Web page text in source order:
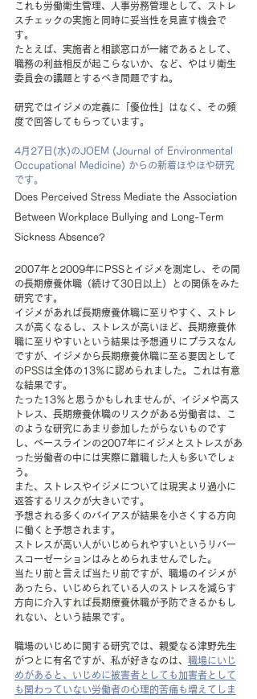
これも労働衛生管理、人事労務管理として、ストレ
スチェックの実施と同時に妥当性を見直す機会で
す。
たとえば、実施者と相談窓口が一緒であるとして、
職務の利益相反が起こらないか、など、やはり衛生
委員会の議題とするべき問題ですね。
研究ではイジメの定義に「優位性」はなく、その頻
度で回答してもらっています。
4月27日(水)のJOEM (Journal of Environmental
Occupational Medicine) からの新着ほやほや研究
です。
Does Perceived Stress Mediate the Association
Between Workplace Bullying and Long-Term
Sickness Absence?
2007年と2009年にPSSとイジメを測定し、その間
の長期療養休職（続けて30日以上）との関係をみた
研究です。
イジメがあれば長期療養休職に至りやすく、ストレ
スが高くなるし、ストレスが高いほど、長期療養休
職に至りやすいという結果は予想通りにプラスなん
ですが、イジメから長期療養休職に至る要因として
のPSSは全体の13％に認められました。これは有意
な結果です。
たった13％と思うかもしれませんが、イジメや高ス
トレス、長期療養休職のリスクがある労働者は、こ
のような研究にあまり参加したがらないものです
し、ベースラインの2007年にイジメとストレスがあ
った労働者の中には実際に離職した人も多いでしょ
う。
また、ストレスやイジメについては現実より過小に
返答するリスクが大きいです。
予想される多くのバイアスが結果を小さくする方向
に働くと予想されます。
ストレスが高い人がいじめられやすいというリバー
スコーゼーションはみとめられませんでした。
当たり前と言えば当たり前ですが、職場のイジメが
あったら、いじめられている人のストレスを減らす
方向に介入すれば長期療養休職が予防できるかもし
れない、という結果です。
職場のいじめに関する研究では、親愛なる津野先生
がつとに有名ですが、私が好きなのは、 職場にいじ
めがあると、いじめに被害者としても加害者として
も関わっていない労働者の心理的苦痛も増えてしま